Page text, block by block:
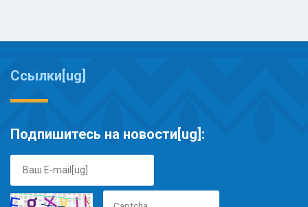
Ссылки[ug]
Подпишитесь на новости[ug]: